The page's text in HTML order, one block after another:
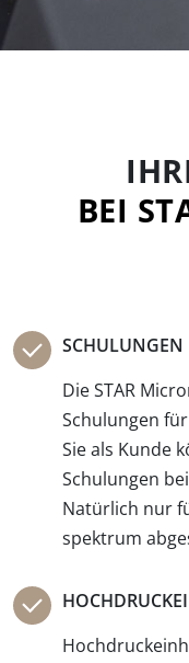
BEI
SCHULUNGEN
Die STAR
Schulungen
Sie als Kunde
Schulungen
Natürlich nur
spektrum